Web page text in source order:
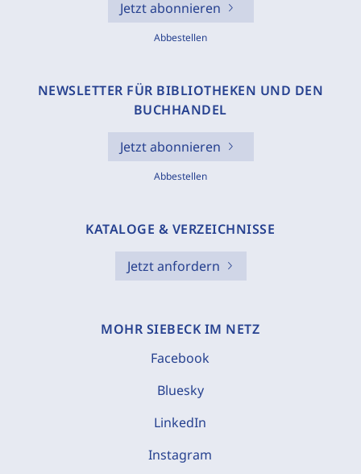
Jetzt abonnieren
Abbestellen
NEWSLETTER FÜR BIBLIOTHEKEN UND DEN
BUCHHANDEL
Jetzt abonnieren
Abbestellen
KATALOGE & VERZEICHNISSE
Jetzt anfordern
MOHR SIEBECK IM NETZ
Facebook
Bluesky
LinkedIn
Instagram